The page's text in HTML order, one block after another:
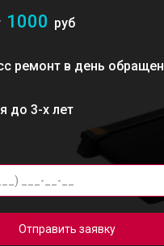
1000 руб
ремонт в день
до 3-х лет
Отправить заявку